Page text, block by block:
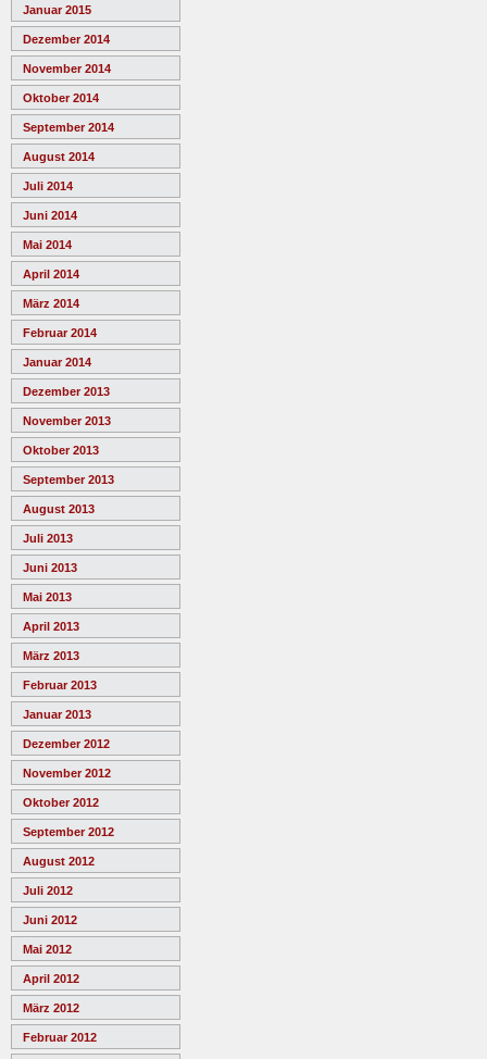
Januar 2015
Dezember 2014
November 2014
Oktober 2014
September 2014
August 2014
Juli 2014
Juni 2014
Mai 2014
April 2014
März 2014
Februar 2014
Januar 2014
Dezember 2013
November 2013
Oktober 2013
September 2013
August 2013
Juli 2013
Juni 2013
Mai 2013
April 2013
März 2013
Februar 2013
Januar 2013
Dezember 2012
November 2012
Oktober 2012
September 2012
August 2012
Juli 2012
Juni 2012
Mai 2012
April 2012
März 2012
Februar 2012